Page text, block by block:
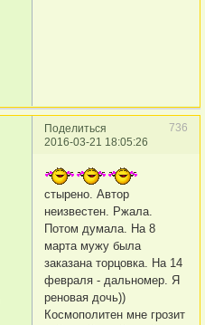
Поделиться
736
2016-03-21 18:05:26
стырено. Автор
неизвестен. Ржала.
Потом думала. На 8
марта мужу была
заказана торцовка. На 14
февраля - дальномер. Я
реновая дочь))
Космополитен мне грозит